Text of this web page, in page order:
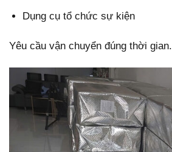
Dụng cụ tổ chức sự kiện
Yêu cầu vận chuyển đúng thời gian.